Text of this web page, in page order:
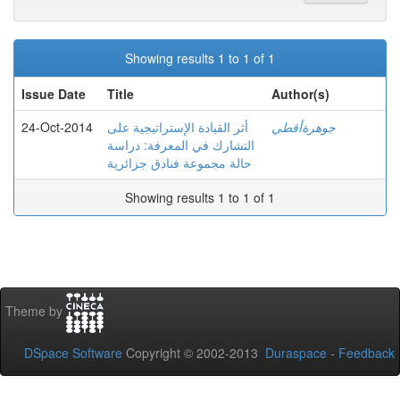
Showing results 1 to 1 of 1
Issue Date
Title
Author(s)
24-Oct-2014
أثر القيادة الإستراتيجية على
التشارك في المعرفة: دراسة
حالة مجموعة فنادق جزائرية
جوهرةأقطي
Showing results 1 to 1 of 1
Theme by
DSpace Software Copyright © 2002-2013 Duraspace - Feedback